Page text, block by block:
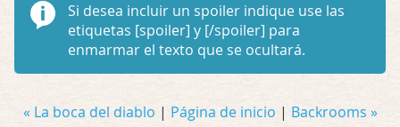
Si desea incluir un spoiler indique use las
etiquetas [spoiler] y [/spoiler] para
enmarmar el texto que se ocultará.
« La boca del diablo | Página de inicio | Backrooms »